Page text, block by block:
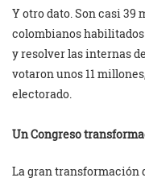
Y otro dato. Son casi 39
colombianos
y resolver las internas
votaron unos 11
electorado.
Un Congreso
La gran transformación